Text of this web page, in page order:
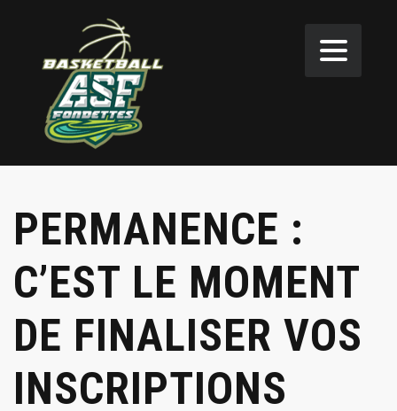
PERMANENCE :
C’EST LE MOMENT
DE FINALISER VOS
INSCRIPTIONS